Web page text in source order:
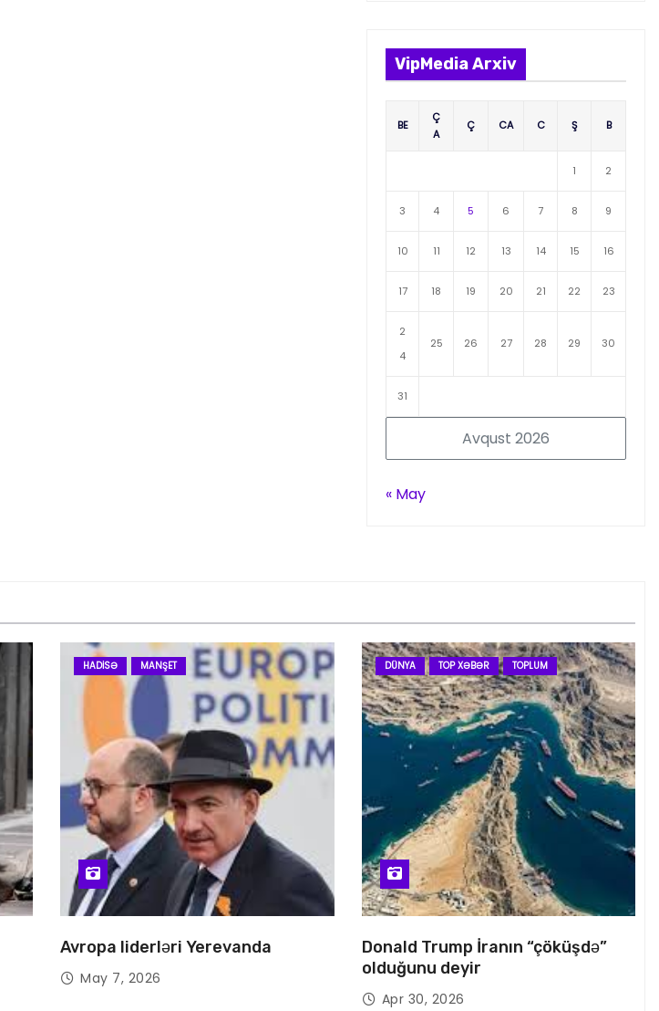
VipMedia Arxiv
Avqust 2026
BE
Ç
A
Ç CA C Ş B
1 2
3 4 5 6 7 8 9
10 11 12 13 14 15 16
17 18 19 20 21 22 23
2
4
25 26 27 28 29 30
31
« May
HADISƏ MANŞET
Avropa liderləri Yerevanda
May 7, 2026
DÜNYA TOP XƏBƏR TOPLUM
Donald Trump İranın “çöküşdə”
olduğunu deyir
Apr 30, 2026